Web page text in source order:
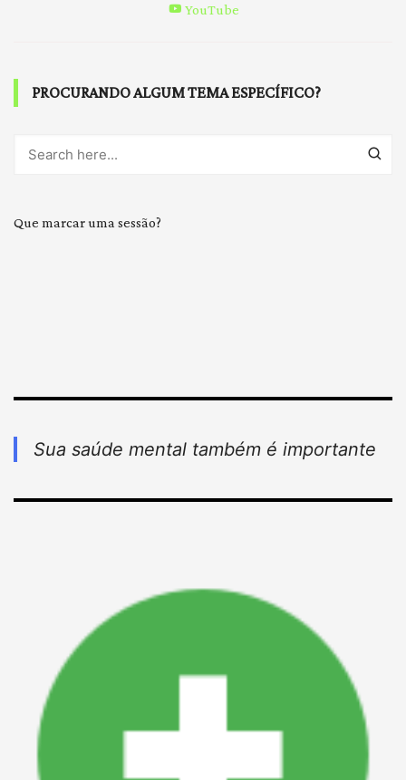
YouTube
PROCURANDO ALGUM TEMA ESPECÍFICO?
Que marcar uma sessão?
Sua saúde mental também é importante